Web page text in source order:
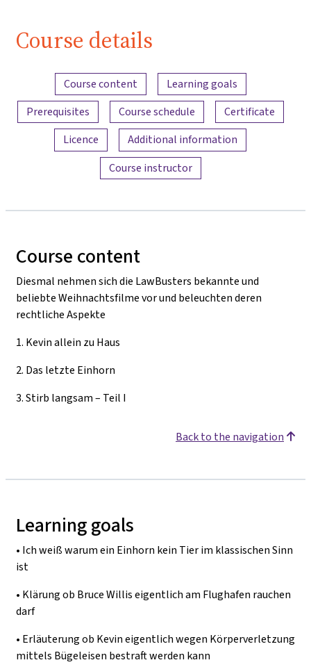
Course details
Content overview
Course content
Learning goals
Prerequisites
Course schedule
Certificate
Licence
Additional information
Course instructor
Course content
Diesmal nehmen sich die LawBusters bekannte und
beliebte Weihnachtsfilme vor und beleuchten deren
rechtliche Aspekte
1. Kevin allein zu Haus
2. Das letzte Einhorn
3.Stirb langsam – Teil I
Back to the navigation
Learning goals
• Ich weiß warum ein Einhorn kein Tier im klassischen Sinn
ist
• Klärung ob Bruce Willis eigentlich am Flughafen rauchen
darf
• Erläuterung ob Kevin eigentlich wegen Körperverletzung
mittels Bügeleisen bestraft werden kann